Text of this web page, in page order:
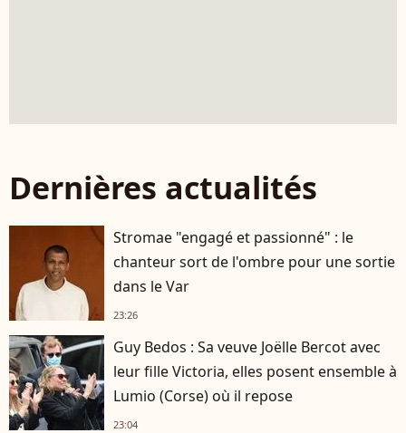
Dernières actualités
Stromae "engagé et passionné" : le
chanteur sort de l'ombre pour une sortie
dans le Var
23:26
Guy Bedos : Sa veuve Joëlle Bercot avec
leur fille Victoria, elles posent ensemble à
Lumio (Corse) où il repose
23:04